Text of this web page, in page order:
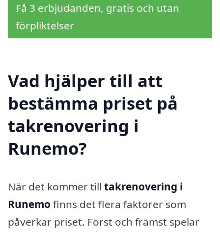
Få 3 erbjudanden, gratis och utan
förpliktelser
Vad hjälper till att
bestämma priset på
takrenovering i
Runemo?
När det kommer till takrenovering i
Runemo finns det flera faktorer som
påverkar priset. Först och främst spelar